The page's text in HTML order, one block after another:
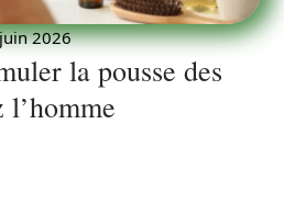
2026
la pousse des
l’homme